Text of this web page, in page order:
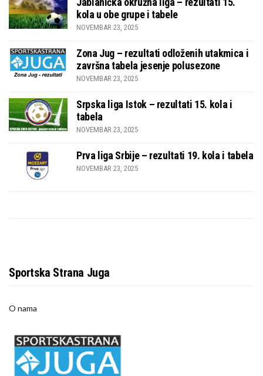
kola u obe grupe i tabele
NOVEMBAR 23, 2025
Zona Jug – rezultati odloženih utakmica i
završna tabela jesenje polusezone
NOVEMBAR 23, 2025
Srpska liga Istok – rezultati 15. kola i
tabela
NOVEMBAR 23, 2025
Prva liga Srbije – rezultati 19. kola i tabela
NOVEMBAR 23, 2025
Sportska Strana Juga
O nama